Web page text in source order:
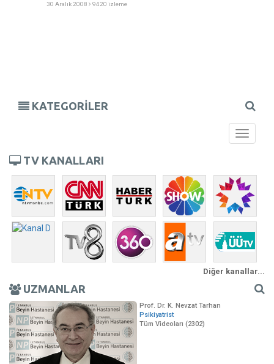
30 Aralık 2008 9420 izleme
KATEGORİLER
Toggle
TV KANALLARI
Diğer kanallar...
UZMANLAR
Prof. Dr. K. Nevzat Tarhan
Psikiyatrist
Tüm Videoları (2302)